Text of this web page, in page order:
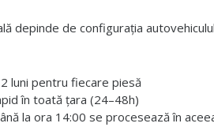
depinde de configurația
luni pentru fiecare piesă
în toată țara (24–48h)
la ora 14:00 se procesează în